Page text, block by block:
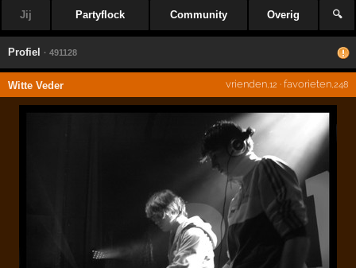
Jij Partyflock Community Overig 🔍
Profiel · 491128
Witte Veder vrienden,12 · favorieten,248